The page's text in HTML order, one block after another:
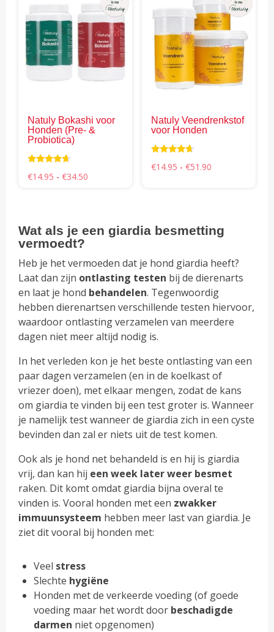
Natuly Bokashi voor
Honden (Pre- &
Probiotica)
4.46
€14.95 - €34.50
product
heeft
meerdere
variaties.
Deze
optie
worden
productpagina
Natuly Veendrenkstof
voor Honden
4.50
€14.95 - €51.90Prijsklasse:
Wat als je een giardia besmetting
vermoedt?
Heb je het vermoeden dat je hond giardia heeft?
Laat dan zijn ontlasting testen bij de dierenarts
en laat je hond behandelen. Tegenwoordig
hebben dierenartsen verschillende testen hiervoor,
waardoor ontlasting verzamelen van meerdere
dagen niet meer altijd nodig is.
In het verleden kon je het beste ontlasting van een
paar dagen verzamelen (en in de koelkast of
vriezer doen), met elkaar mengen, zodat de kans
om giardia te vinden bij een test groter is. Wanneer
je namelijk test wanneer de giardia zich in een cyste
bevinden dan zal er niets uit de test komen.
Ook als je hond net behandeld is en hij is giardia
vrij, dan kan hij een week later weer besmet
raken. Dit komt omdat giardia bijna overal te
vinden is. Vooral honden met een zwakker
immuunsysteem hebben meer last van giardia. Je
ziet dit vooral bij honden met:
Veel stress
Slechte hygiëne
Honden met de verkeerde voeding (of goede
voeding maar het wordt door beschadigde
darmen niet opgenomen)